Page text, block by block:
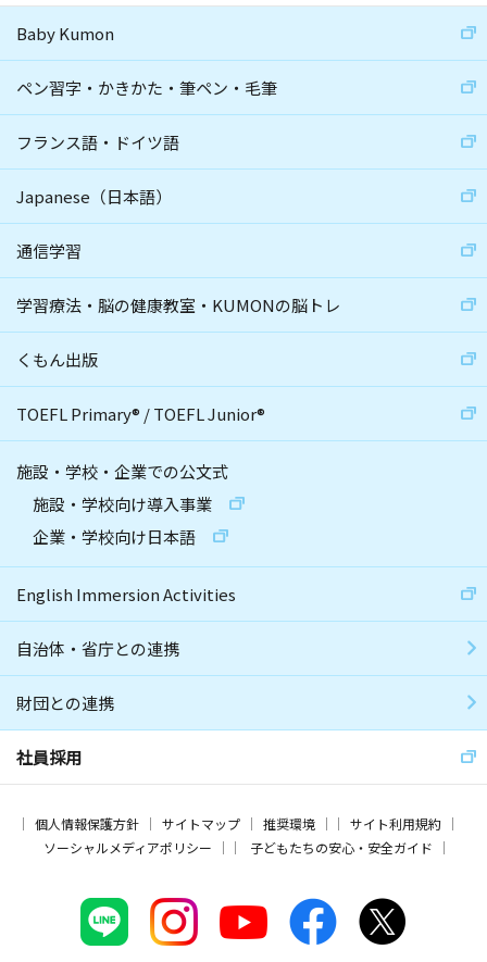
Baby Kumon
ペン習字・かきかた・筆ペン・毛筆
フランス語・ドイツ語
Japanese（日本語）
通信学習
学習療法・脳の健康教室・KUMONの脳トレ
くもん出版
TOEFL Primary® /TOEFL Junior®
施設・学校・企業での公文式
施設・学校向け導入事業
企業・学校向け日本語
English Immersion Activities
自治体・省庁との連携
財団との連携
社員採用
個人情報保護方針 サイトマップ 推奨環境
サイト利用規約
ソーシャルメディアポリシー
子どもたちの安心・安全ガイド